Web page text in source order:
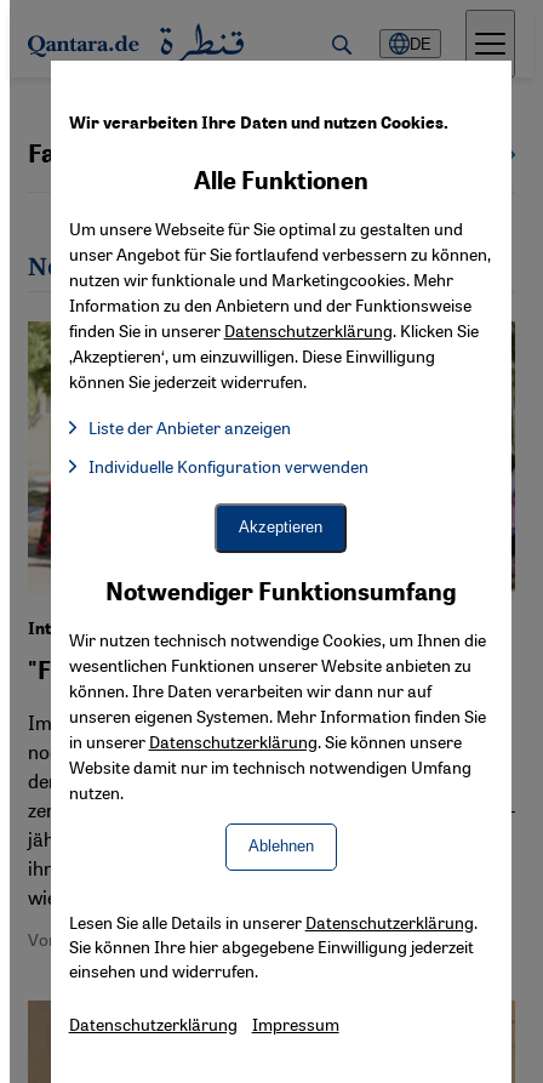
Direkt zum Inhalt springen
DE
Fabian Köhler
Neueste Artikel von Fabian Köhler
Interview mit einem Überlebenden aus Suruç
"Freiheit ist alles, was wir wollen"
Im Hof des Amara-Kulturzentrums von Suruç wehen
noch immer die Fahnen mit den 31 Gesichtern der Toten
der türkischen Jugendorganisation SGDF. Hinter den
zerbrochenen Fensterscheiben des Zentrums sitzt der 25-
jährige Kurde Adnan und erzählt vom Terror des IS, der
ihn erst aus Kobanê vertrieb und ihn im türkischen Suruç
wieder einholte. Mit ihm sprach Fabian Köhler
Von Fabian Köhler
Wir verarbeiten Ihre Daten und nutzen Cookies.
Notwendiger Funktionsumfang
Wir nutzen technisch notwendige Cookies, um Ihnen die
wesentlichen Funktionen unserer Website anbieten zu
können. Ihre Daten verarbeiten wir dann nur auf
unseren eigenen Systemen. Mehr Information finden Sie
in unserer Datenschutzerklärung. Sie können unsere
Website damit nur im technisch notwendigen Umfang
nutzen.
Ablehnen
Alle Funktionen
Um unsere Webseite für Sie optimal zu gestalten und
unser Angebot für Sie fortlaufend verbessern zu können,
nutzen wir funktionale und Marketingcookies. Mehr
Information zu den Anbietern und der Funktionsweise
finden Sie in unserer Datenschutzerklärung. Klicken Sie
‚Akzeptieren‘, um einzuwilligen. Diese Einwilligung
können Sie jederzeit widerrufen.
Liste der Anbieter anzeigen
Facebook Embed / Facebook Connect, Google Maps Embed,
Facebook Embed / Facebook Connect
Google Maps Embed
Individuelle Konfiguration verwenden
Akzeptieren
Lesen Sie alle Details in unserer Datenschutzerklärung.
Sie können Ihre hier abgegebene Einwilligung jederzeit
einsehen und widerrufen.
Datenschutzerklärung Impressum